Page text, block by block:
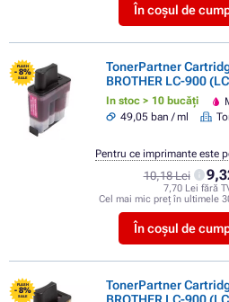
În coșul de
FLASH
- 8%
SALE
TonerPartner
BROTHER LC-900
In stoc > 10 bucăți
49,05 ban / ml
10,18 Lei
7,70 Lei fără
Cel mai mic preț în ultimele
În coșul de
Pentru ce imprimante este
FLASH
- 8%
SALE
TonerPartner
BROTHER LC-900